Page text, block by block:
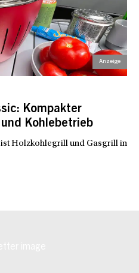
Kompakter
Kohlebetrieb
Holzkohlegrill und Gasgrill in